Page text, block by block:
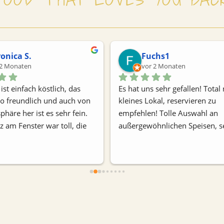
S.
Monaten
ist einfach köstlich, das
freundlich und auch von
her ist es sehr fein.
am Fenster war toll, die
sehr einladend
Fuchs1
vor 2 Monaten
Es hat uns sehr gefallen! Total
kleines Lokal, reservieren zu
empfehlen! Tolle Auswahl an
außergewöhnlichen Speisen,
wieder 🤗